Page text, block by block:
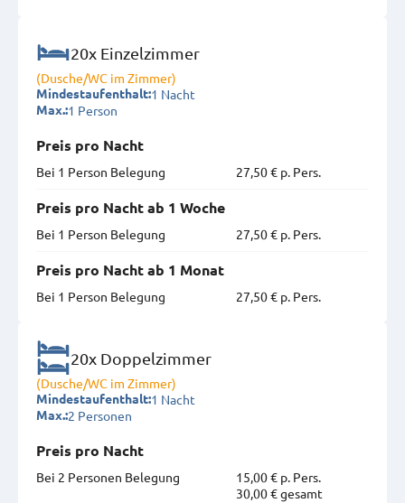
20x Einzelzimmer
(Dusche/WC im Zimmer)
Mindestaufenthalt:1 Nacht
Max.:1 Person
Preis pro Nacht
Bei 1 Person Belegung
27,50 € p. Pers.
Preis pro Nacht ab 1 Woche
Bei 1 Person Belegung
27,50 € p. Pers.
Preis pro Nacht ab 1 Monat
Bei 1 Person Belegung
27,50 € p. Pers.
20x Doppelzimmer
(Dusche/WC im Zimmer)
Mindestaufenthalt:1 Nacht
Max.:2 Personen
Preis pro Nacht
Bei 2 Personen Belegung
15,00 € p. Pers.
30,00 € gesamt